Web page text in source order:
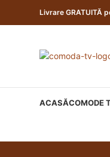
Livrare GRATUITĂ
ACASĂCOMODE